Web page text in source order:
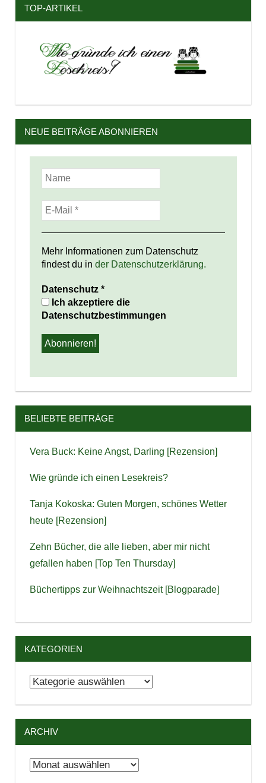
TOP-ARTIKEL
NEUE BEITRÄGE ABONNIEREN
Mehr Informationen zum Datenschutz
findest du in der Datenschutzerklärung.
Datenschutz *
Ich akzeptiere die
Datenschutzbestimmungen
BELIEBTE BEITRÄGE
Vera Buck: Keine Angst, Darling [Rezension]
Wie gründe ich einen Lesekreis?
Tanja Kokoska: Guten Morgen, schönes Wetter
heute [Rezension]
Zehn Bücher, die alle lieben, aber mir nicht
gefallen haben [Top Ten Thursday]
Büchertipps zur Weihnachtszeit [Blogparade]
KATEGORIEN
Kategorien
ARCHIV
Archiv